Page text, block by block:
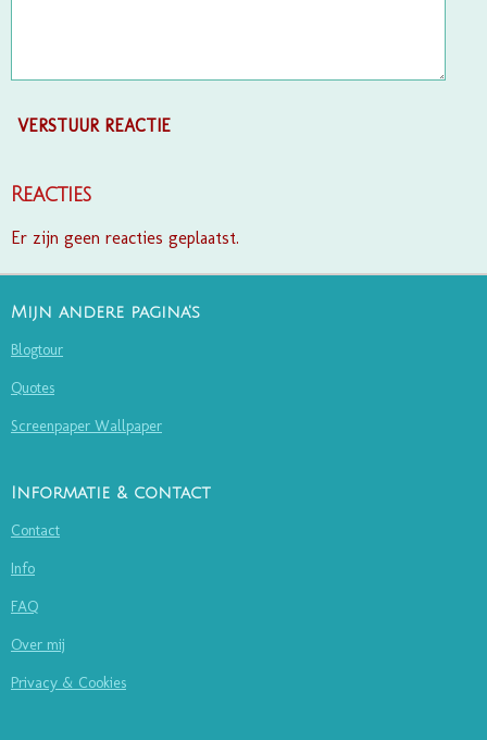
VERSTUUR REACTIE
Reacties
Er zijn geen reacties geplaatst.
Mijn andere pagina's
Blogtour
Quotes
Screenpaper Wallpaper
Informatie & contact
Contact
Info
FAQ
Over mij
Privacy & Cookies